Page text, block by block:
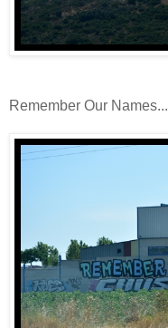
Remember Our Names...